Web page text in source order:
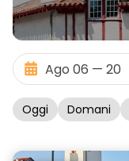
Oggi Domani